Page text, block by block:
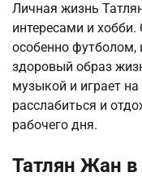
Личная жизнь
интересами и
особенно футболом,
здоровый образ
музыкой и играет
расслабиться и
рабочего дня.
Татлян Жан